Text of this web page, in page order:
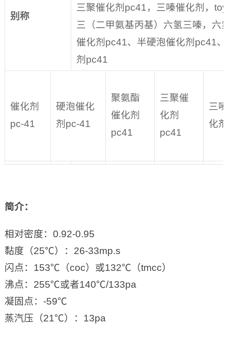
别称
三聚催化剂pc41，三嗪催化剂，
三（二甲氨基丙基）六氢三嗪，六
催化剂pc41、半硬泡催化剂pc41
剂pc41
催化剂
pc-41
硬泡催化
剂pc-41
聚氨酯
催化剂
pc41
三聚催
化剂
pc41
三
化剂
简介：
相对密度：0.92-0.95
黏度（25℃）：26-33mp.s
闪点：153℃（coc）或132℃（tmcc）
沸点：255℃或者140℃/133pa
凝固点：-59℃
蒸汽压（21℃）：13pa